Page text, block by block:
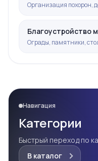
Организация похорон,
Благоустройство
Ограды, памятники,
Навигация
Категории
Быстрый переход по
В каталог